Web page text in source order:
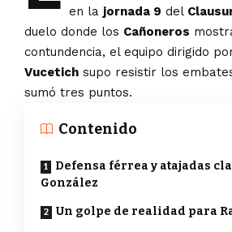
en la jornada 9 del
duelo donde los Cañoneros
contundencia, el equipo dirigido
Vucetich supo resistir los
sumó tres puntos.
Contenido
Defensa férrea y atajadas
González
Un golpe de realidad para